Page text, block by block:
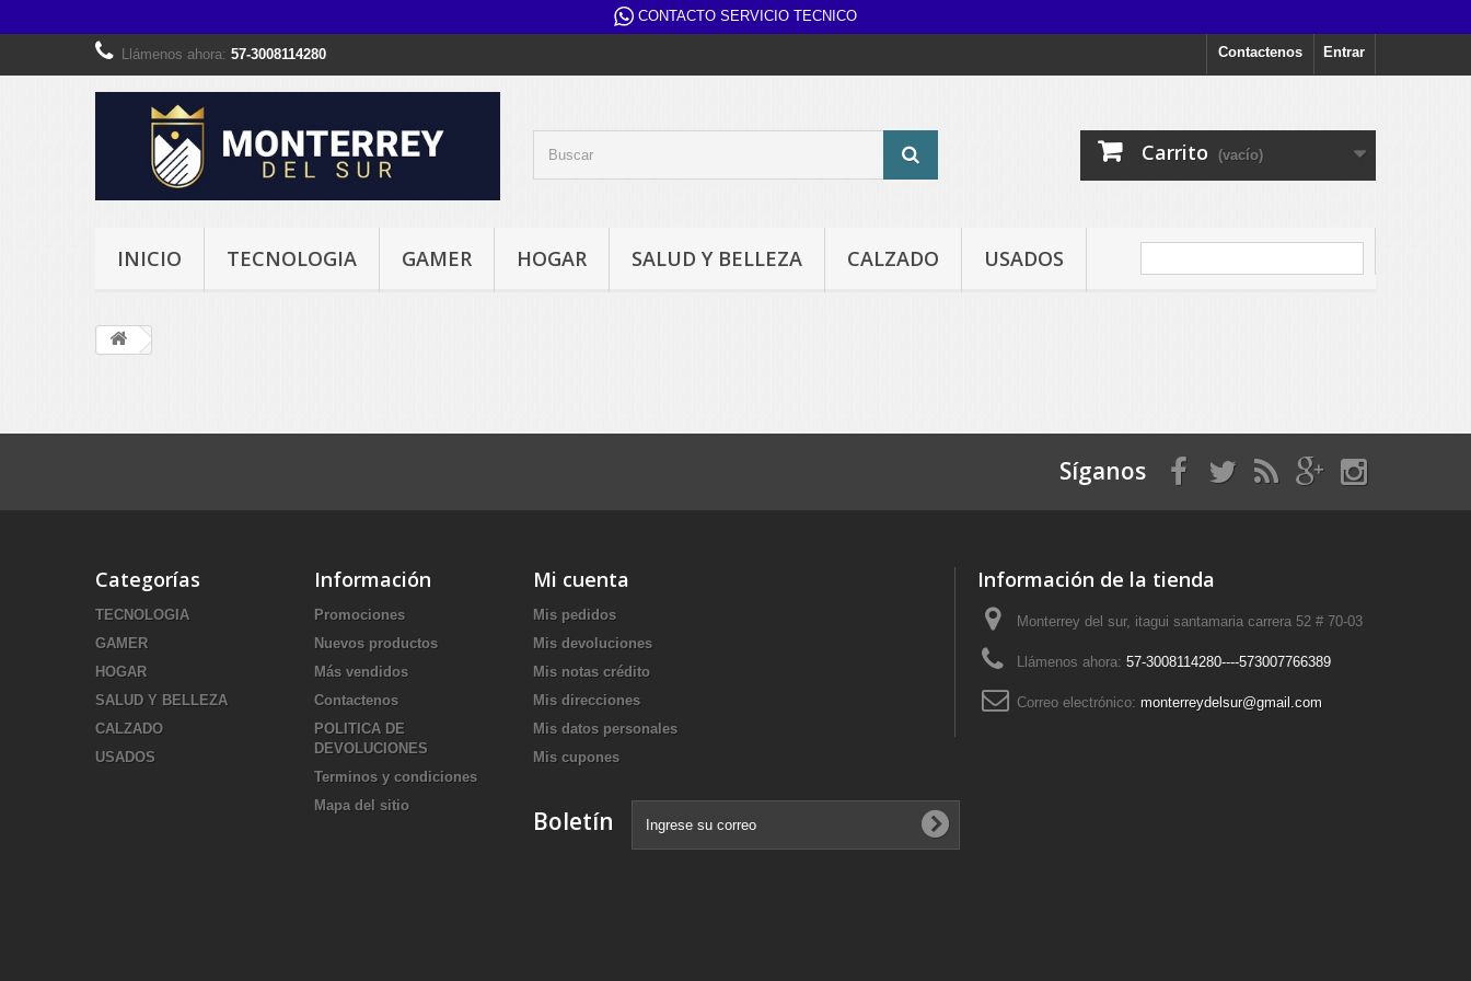
CONTACTO SERVICIO TECNICO
Entrar
Contactenos
Llámenos ahora: 57-3008114280
Carrito (vacío)
INICIO TECNOLOGIA GAMER HOGAR SALUD Y BELLEZA CALZADO USADOS
Síganos
Categorías
TECNOLOGIA
GAMER
HOGAR
SALUD Y BELLEZA
CALZADO
USADOS
Información
Promociones
Nuevos productos
Más vendidos
Contactenos
POLITICA DE
DEVOLUCIONES
Terminos y condiciones
Mapa del sitio
Mi cuenta
Mis pedidos
Mis devoluciones
Mis notas crédito
Mis direcciones
Mis datos personales
Mis cupones
Información de la tienda
Monterrey del sur, itagui santamaria carrera 52 # 70-03
Llámenos ahora: 57-3008114280----573007766389
Correo electrónico: monterreydelsur@gmail.com
Boletín